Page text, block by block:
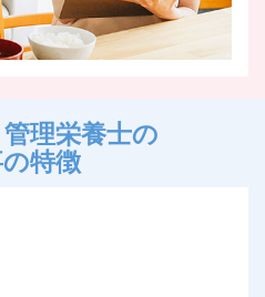
理栄養士の
特徴